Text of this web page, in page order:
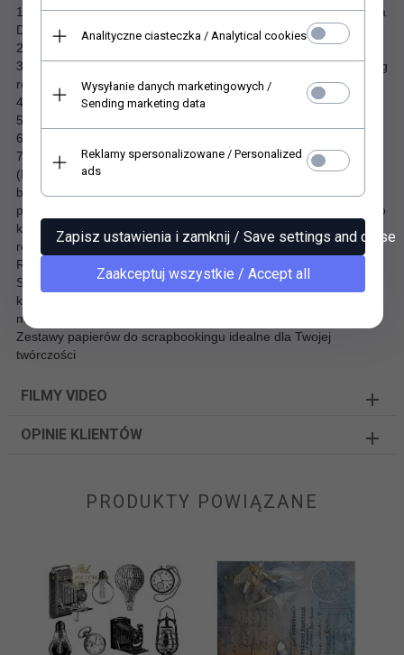
1. FSC® Recycled certyfikat (Forest Stewardship Council – Rada
Dobrej Gospodarki Leśnej)
2. Oznakowanie ekologiczne EU ECOLABEL
3. Odporny na starzenie (DIN 6738)- papier długowieczny ageing
resistance
4. Produkowany bezchlorowo PCF
5. Nie zawiera metali ciężkich
6. Certyfikat EN 15593 - bezpieczny dla artykułów spożywczych
7. Spełnia wymagania i zalecenia niemieckiego BfR
(Bundesinsitut fur Risikobewertung) dla opakowań wtórnych, do
bezpośredniego kontaktu z obranym, łuskanym lub mytym
produktem spożywczym przed konsumpcją oraz bezpośredniego
kontaktu z suchymi artykułami spożywczymi. Pozyskiwanie i
recykling Papier w 100% z recyklingu, z certyfikatem FSC®
Recycled oraz EU Ecolabel i PCF (produkowany bez chloru).
Substancje chemiczne Do produkcji wykorzystano surowce, w
których brak substancji sklasyfikowanych jako rakotwórcze,
mutagenne lub działające szkodliwie na rozrodczość (CMR).
Zestawy papierów do scrapbookingu idealne dla Twojej
twórczości
FILMY VIDEO
OPINIE KLIENTÓW
PRODUKTY POWIĄZANE
Analityczne ciasteczka / Analytical cookies
Wysyłanie danych marketingowych /
Sending marketing data
Reklamy spersonalizowane / Personalized
ads
Zapisz ustawienia i zamknij / Save settings and close
Zaakceptuj wszystkie / Accept all